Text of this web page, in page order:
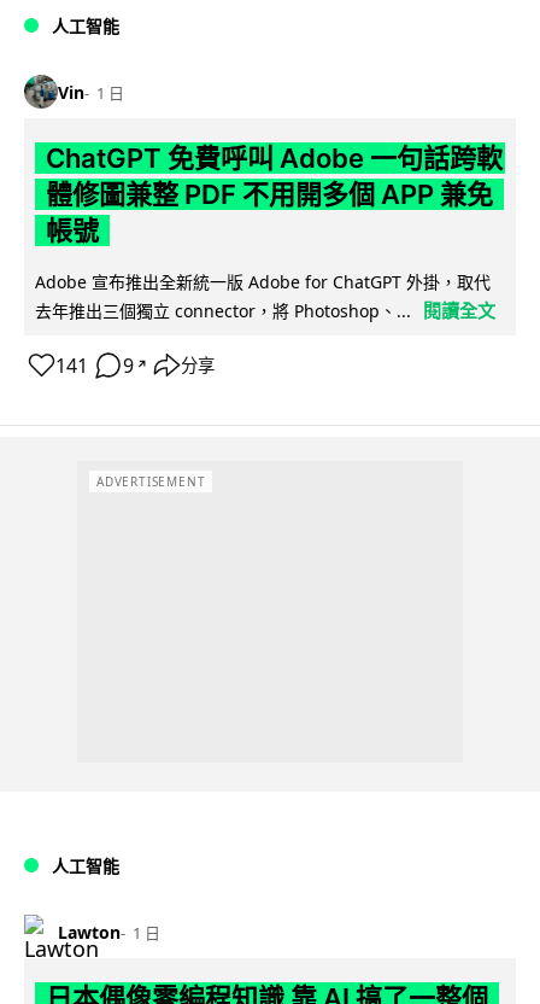
人工智能
Vin 1 日
ChatGPT 免費呼叫 Adobe 一句話跨軟
體修圖兼整 PDF 不用開多個 APP 兼免
帳號
Adobe 宣布推出全新統一版 Adobe for ChatGPT 外掛，取代
去年推出三個獨立 connector，將 Photoshop、...
閱讀全文
141 9 ↗ 分享
ADVERTISEMENT
人工智能
Lawton 1 日